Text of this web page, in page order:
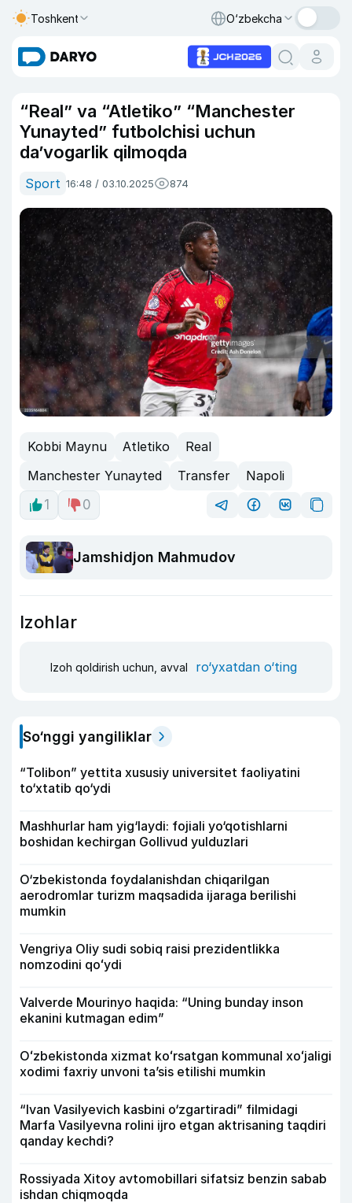
Toshkent O‘zbekcha
“Real” va “Atletiko” “Manchester
Yunayted” futbolchisi uchun
da’vogarlik qilmoqda
Sport 16:48 / 03.10.2025 874
Kobbi Maynu Atletiko
Real
Manchester Yunayted
Transfer
Napoli
1
0
Jamshidjon Mahmudov
Izohlar
Izoh qoldirish uchun, avval ro‘yxatdan o‘ting
So‘nggi yangiliklar
“Tolibon” yettita xususiy universitet faoliyatini
to‘xtatib qo‘ydi
Mashhurlar ham yig‘laydi: fojiali yo‘qotishlarni
boshidan kechirgan Gollivud yulduzlari
O‘zbekistonda foydalanishdan chiqarilgan
aerodromlar turizm maqsadida ijaraga berilishi
mumkin
Vengriya Oliy sudi sobiq raisi prezidentlikka
nomzodini qoʻydi
Valverde Mourinyo haqida: “Uning bunday inson
ekanini kutmagan edim”
Oʻzbekistonda xizmat koʻrsatgan kommunal xoʻjaligi
xodimi faxriy unvoni taʼsis etilishi mumkin
“Ivan Vasilyevich kasbini o‘zgartiradi” filmidagi
Marfa Vasilyevna rolini ijro etgan aktrisaning taqdiri
qanday kechdi?
Rossiyada Xitoy avtomobillari sifatsiz benzin sabab
ishdan chiqmoqda